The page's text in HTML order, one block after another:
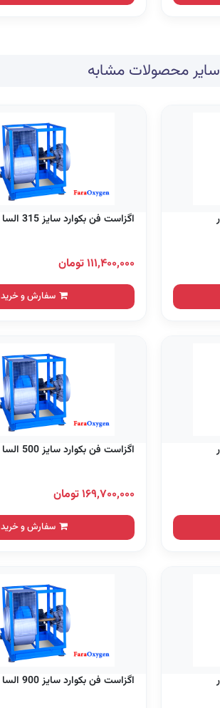
سایر محصولات مشابه
اگزاست فن بکوارد سایز 315 السا موتور
۱۱۱,۴۰۰,۰۰۰ تومان
سفارش و خرید
اگزاست فن بکوارد سایز 500 السا موتور
۱۶۹,۷۰۰,۰۰۰ تومان
سفارش و خرید
اگزاست فن بکوارد سایز 900 السا موتور